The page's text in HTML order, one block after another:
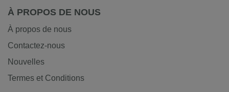
À PROPOS DE NOUS
À propos de nous
Contactez-nous
Nouvelles
Termes et Conditions